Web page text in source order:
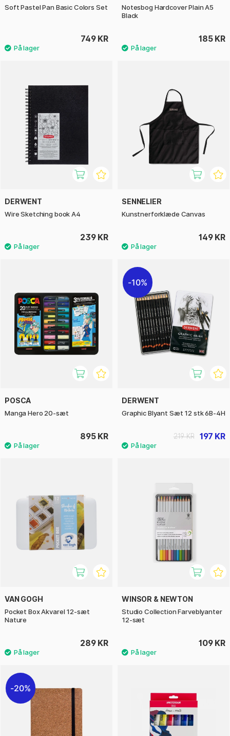
Soft Pastel Pan Basic Colors Set
749 KR
Notesbog Hardcover Plain A5
Black
185 KR
DERWENT
Wire Sketching book A4
239 KR
SENNELIER
Kunstnerforklæde Canvas
149 KR
POSCA
Manga Hero 20-sæt
895 KR
10%
DERWENT
Graphic Blyant Sæt 12 stk 6B-4H
197 KR
219 KR
VAN GOGH
Pocket Box Akvarel 12-sæt
Nature
289 KR
WINSOR & NEWTON
Studio Collection Farveblyanter
12-sæt
109 KR
20%